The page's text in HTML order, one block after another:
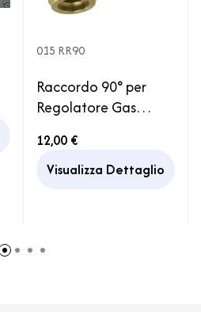
015 RR90
Raccordo 90° per
Regolatore Gas
12,00 €
Visualizza Dettaglio